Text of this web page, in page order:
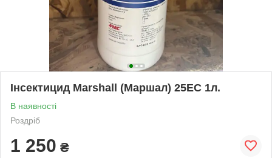
Інсектицид Marshall (Маршал) 25EC 1л.
В наявності
Роздріб
1 250 ₴